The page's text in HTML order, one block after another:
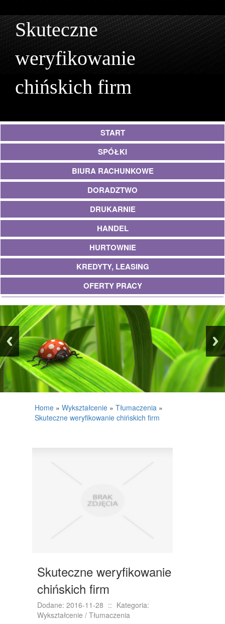
Skuteczne
weryfikowanie
chińskich firm
START
SPÓŁKI
BIURA RACHUNKOWE
DORADZTWO
DRUKARNIE
HANDEL
HURTOWNIE
KREDYTY, LEASING
OFERTY PRACY
UBEZPIECZENIA
EKOLOGIA
BANKI, PRZELEWY, WALUTY, KANTORY
WYKOŃCZENIA
PROJEKTOWANIE
MATERIAŁY BUDOWLANE
NIERUCHOMOŚCI, DZIAŁKI
KURSY JĘZYKOWE
KURSY I SZKOLENIA
TŁUMACZENIA
Home » Wykształcenie » Tłumaczenia »
Skuteczne weryfikowanie chińskich firm
Skuteczne weryfikowanie
chińskich firm
Dodane: 2016-11-28 :: Kategoria:
Wykształcenie / Tłumaczenia